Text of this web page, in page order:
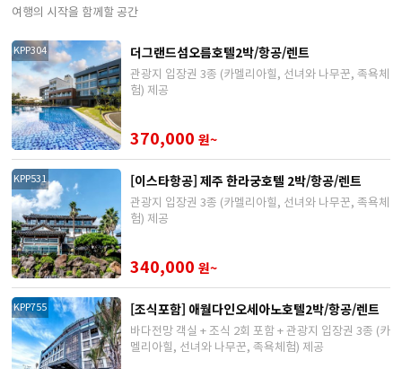
여행의 시작을 함께할 공간
KPP304 더그랜드섬오름호텔2박/항공/렌트
관광지 입장권 3종 (카멜리아힐, 선녀와 나무꾼, 족욕체
험) 제공
370,000 원~
KPP531 [이스타항공] 제주 한라궁호텔 2박/항공/렌트
관광지 입장권 3종 (카멜리아힐, 선녀와 나무꾼, 족욕체
험) 제공
340,000 원~
KPP755 [조식포함] 애월다인오세아노호텔2박/항공/렌트
바다전망 객실 + 조식 2회 포함 + 관광지 입장권 3종 (카
멜리아힐, 선녀와 나무꾼, 족욕체험) 제공